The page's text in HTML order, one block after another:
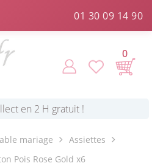
01 30 09 14 90
0
en 2 H gratuit !
mariage
Assiettes
Pois Rose Gold x6